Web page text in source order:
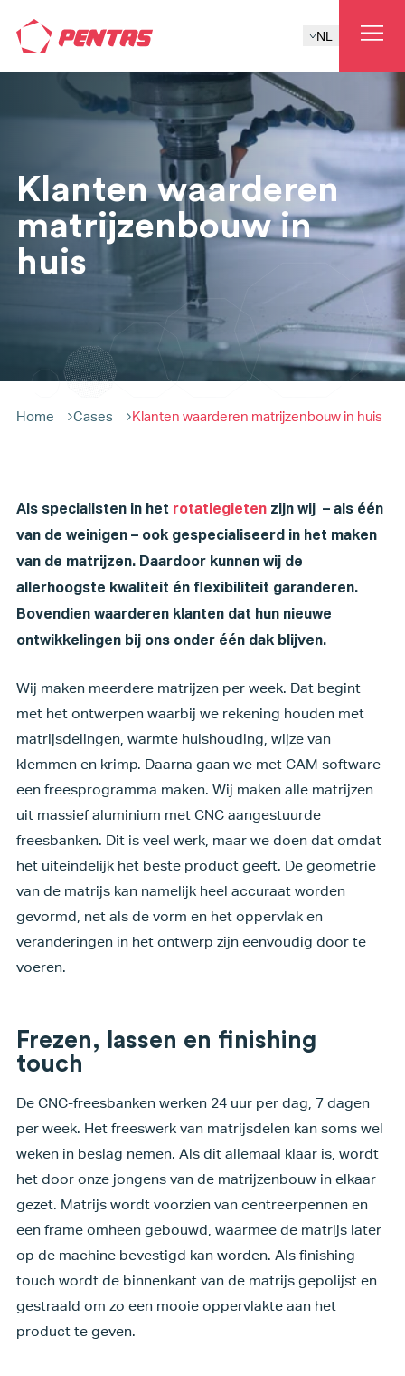
NL
Klanten waarderen
matrijzenbouw in
huis
Home Cases Klanten waarderen matrijzenbouw in huis
Als specialisten in het rotatiegietenzijn wij – als één
van de weinigen – ook gespecialiseerd in het maken
van de matrijzen. Daardoor kunnen wij de
allerhoogste kwaliteit én flexibiliteit garanderen.
Bovendien waarderen klanten dat hun nieuwe
ontwikkelingen bij ons onder één dak blijven.
Wij maken meerdere matrijzen per week. Dat begint
met het ontwerpen waarbij we rekening houden met
matrijsdelingen, warmte huishouding, wijze van
klemmen en krimp. Daarna gaan we met CAM software
een freesprogramma maken. Wij maken alle matrijzen
uit massief aluminium met CNC aangestuurde
freesbanken. Dit is veel werk, maar we doen dat omdat
het uiteindelijk het beste product geeft. De geometrie
van de matrijs kan namelijk heel accuraat worden
gevormd, net als de vorm en het oppervlak en
veranderingen in het ontwerp zijn eenvoudig door te
voeren.
Frezen, lassen en finishing
touch
De CNC-freesbanken werken 24 uur per dag, 7 dagen
per week. Het freeswerk van matrijsdelen kan soms wel
weken in beslag nemen. Als dit allemaal klaar is, wordt
het door onze jongens van de matrijzenbouw in elkaar
gezet. Matrijs wordt voorzien van centreerpennen en
een frame omheen gebouwd, waarmee de matrijs later
op de machine bevestigd kan worden. Als finishing
touch wordt de binnenkant van de matrijs gepolijst en
gestraald om zo een mooie oppervlakte aan het
product te geven.